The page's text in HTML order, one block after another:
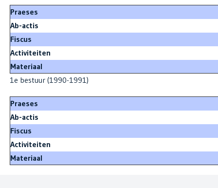
Ab-actis
Fiscus
Activiteiten
Materiaal
1e bestuur (1990-1991)
Ab-actis
Fiscus
Activiteiten
Materiaal